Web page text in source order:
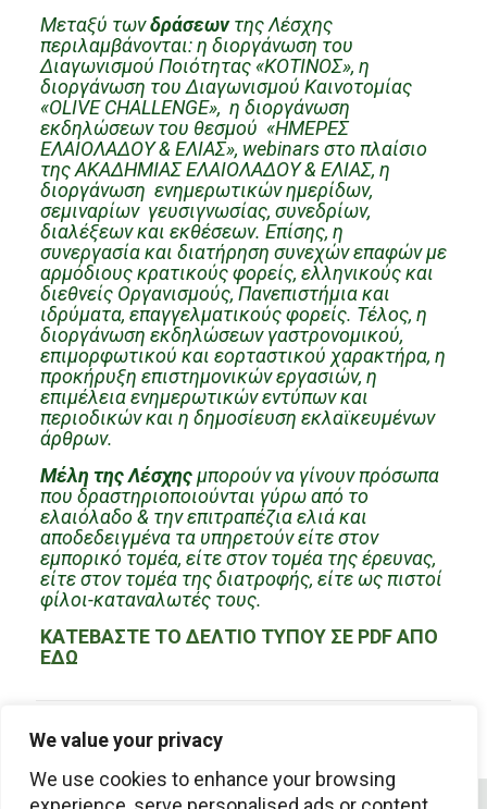
We value your privacy
We use cookies to enhance your browsing
Μεταξύ τωνδράσεωντης Λέσχης
περιλαμβάνονται: η διοργάνωση του
Διαγωνισμού Ποιότητας «ΚΟΤΙΝΟΣ», η
διοργάνωση του Διαγωνισμού Καινοτομίας
«OLIVE CHALLENGE», η διοργάνωση
εκδηλώσεων του θεσμού «ΗΜΕΡΕΣ
ΕΛΑΙΟΛΑΔΟΥ & ΕΛΙΑΣ», webinars στο πλαίσιο
της ΑΚΑΔΗΜΙΑΣ ΕΛΑΙΟΛΑΔΟΥ & ΕΛΙΑΣ, η
διοργάνωση ενημερωτικών ημερίδων,
σεμιναρίων γευσιγνωσίας, συνεδρίων,
διαλέξεων και εκθέσεων. Επίσης, η
συνεργασία και διατήρηση συνεχών επαφών με
αρμόδιους κρατικούς φορείς, ελληνικούς και
διεθνείς Οργανισμούς, Πανεπιστήμια και
ιδρύματα, επαγγελματικούς φορείς. Τέλος, η
διοργάνωση εκδηλώσεων γαστρονομικού,
επιμορφωτικού και εορταστικού χαρακτήρα, η
προκήρυξη επιστημονικών εργασιών, η
επιμέλεια ενημερωτικών εντύπων και
περιοδικών και η δημοσίευση εκλαϊκευμένων
άρθρων.
Μέλη της Λέσχηςμπορούν να γίνουν πρόσωπα
που δραστηριοποιούνται γύρω από το
ελαιόλαδο & την επιτραπέζια ελιά και
αποδεδειγμένα τα υπηρετούν είτε στον
εμπορικό τομέα, είτε στον τομέα της έρευνας,
είτε στον τομέα της διατροφής, είτε ως πιστοί
φίλοι-καταναλωτές τους.
ΚΑΤΕΒΑΣΤΕ ΤΟ ΔΕΛΤΙΟ ΤΥΠΟΥ ΣΕ PDF ΑΠΟ
ΕΔΩ
Share